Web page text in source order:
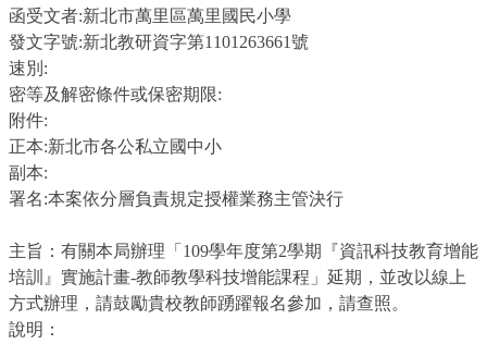
函受文者:新北市萬里區萬里國民小學
發文字號:新北教研資字第1101263661號
速別:
密等及解密條件或保密期限:
附件:
正本:新北市各公私立國中小
副本:
署名:本案依分層負責規定授權業務主管決行
主旨：有關本局辦理「109學年度第2學期『資訊科技教育增能
培訓』實施計畫-教師教學科技增能課程」延期，並改以線上
方式辦理，請鼓勵貴校教師踴躍報名參加，請查照。
說明：